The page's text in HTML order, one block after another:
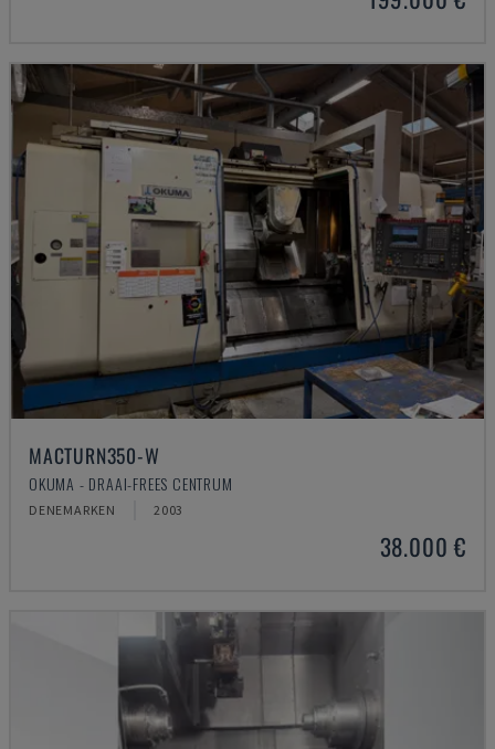
MACTURN350-W
OKUMA - DRAAI-FREES CENTRUM
DENEMARKEN 2003
38.000 €